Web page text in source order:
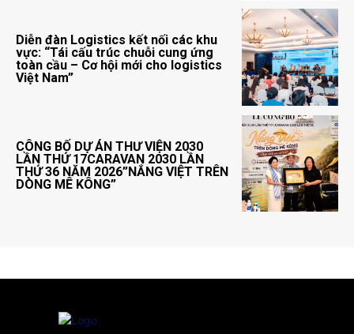
Diễn đàn Logistics kết nối các khu
vực: “Tái cấu trúc chuỗi cung ứng
toàn cầu – Cơ hội mới cho logistics
Việt Nam”
CÔNG BỐ DỰ ÁN THƯ VIỆN 2030
LẦN THỨ 17CARAVAN 2030 LẦN
THỨ 36 NĂM 2026”NẮNG VIỆT TRÊN
DÒNG MÊ KÔNG”